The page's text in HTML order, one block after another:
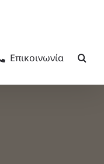
Επικοινωνία